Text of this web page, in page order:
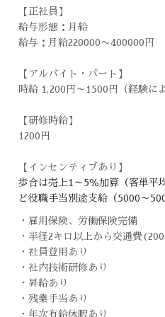
【正社員】
給与形態： 月給
給与： 月給220000〜400000円
【アルバイト・パート】
時給 1,200円～1500円（経験に
【研修時給】
1200円
【インセンティブあり】
歩合は売上1～5％加算（客単
ど役職手当別途支給（5000～
・雇用保険、労働保険完備
・半径2キロ以上から交通費
・社員登用あり
・社内技術研修あり
・昇給あり
・残業手当あり
・年次有給休暇あり